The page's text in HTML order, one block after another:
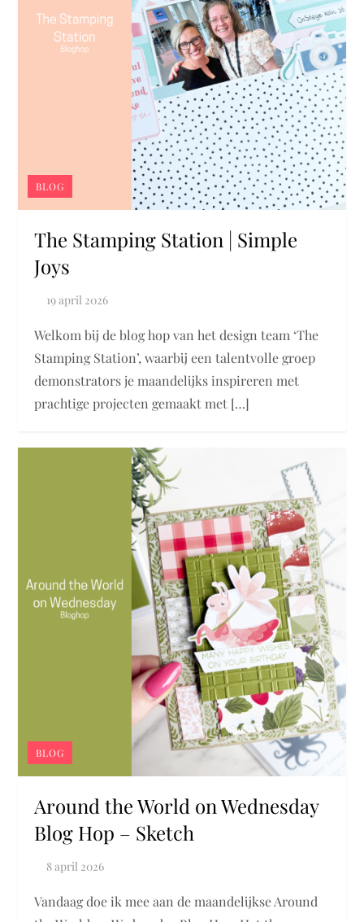
BLOG
The Stamping Station | Simple
Joys
Welkom bij de blog hop van het design team ‘The
Stamping Station’, waarbij een talentvolle groep
demonstrators je maandelijks inspireren met
prachtige projecten gemaakt met […]
BLOG
Around the World on Wednesday
Blog Hop – Sketch
Vandaag doe ik mee aan de maandelijkse Around